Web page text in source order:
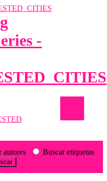
-
autores
Buscar etiquetas